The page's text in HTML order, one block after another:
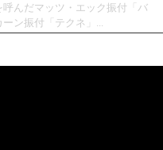
んだマッツ・エック振付「バ
ン振付「テクネ」...